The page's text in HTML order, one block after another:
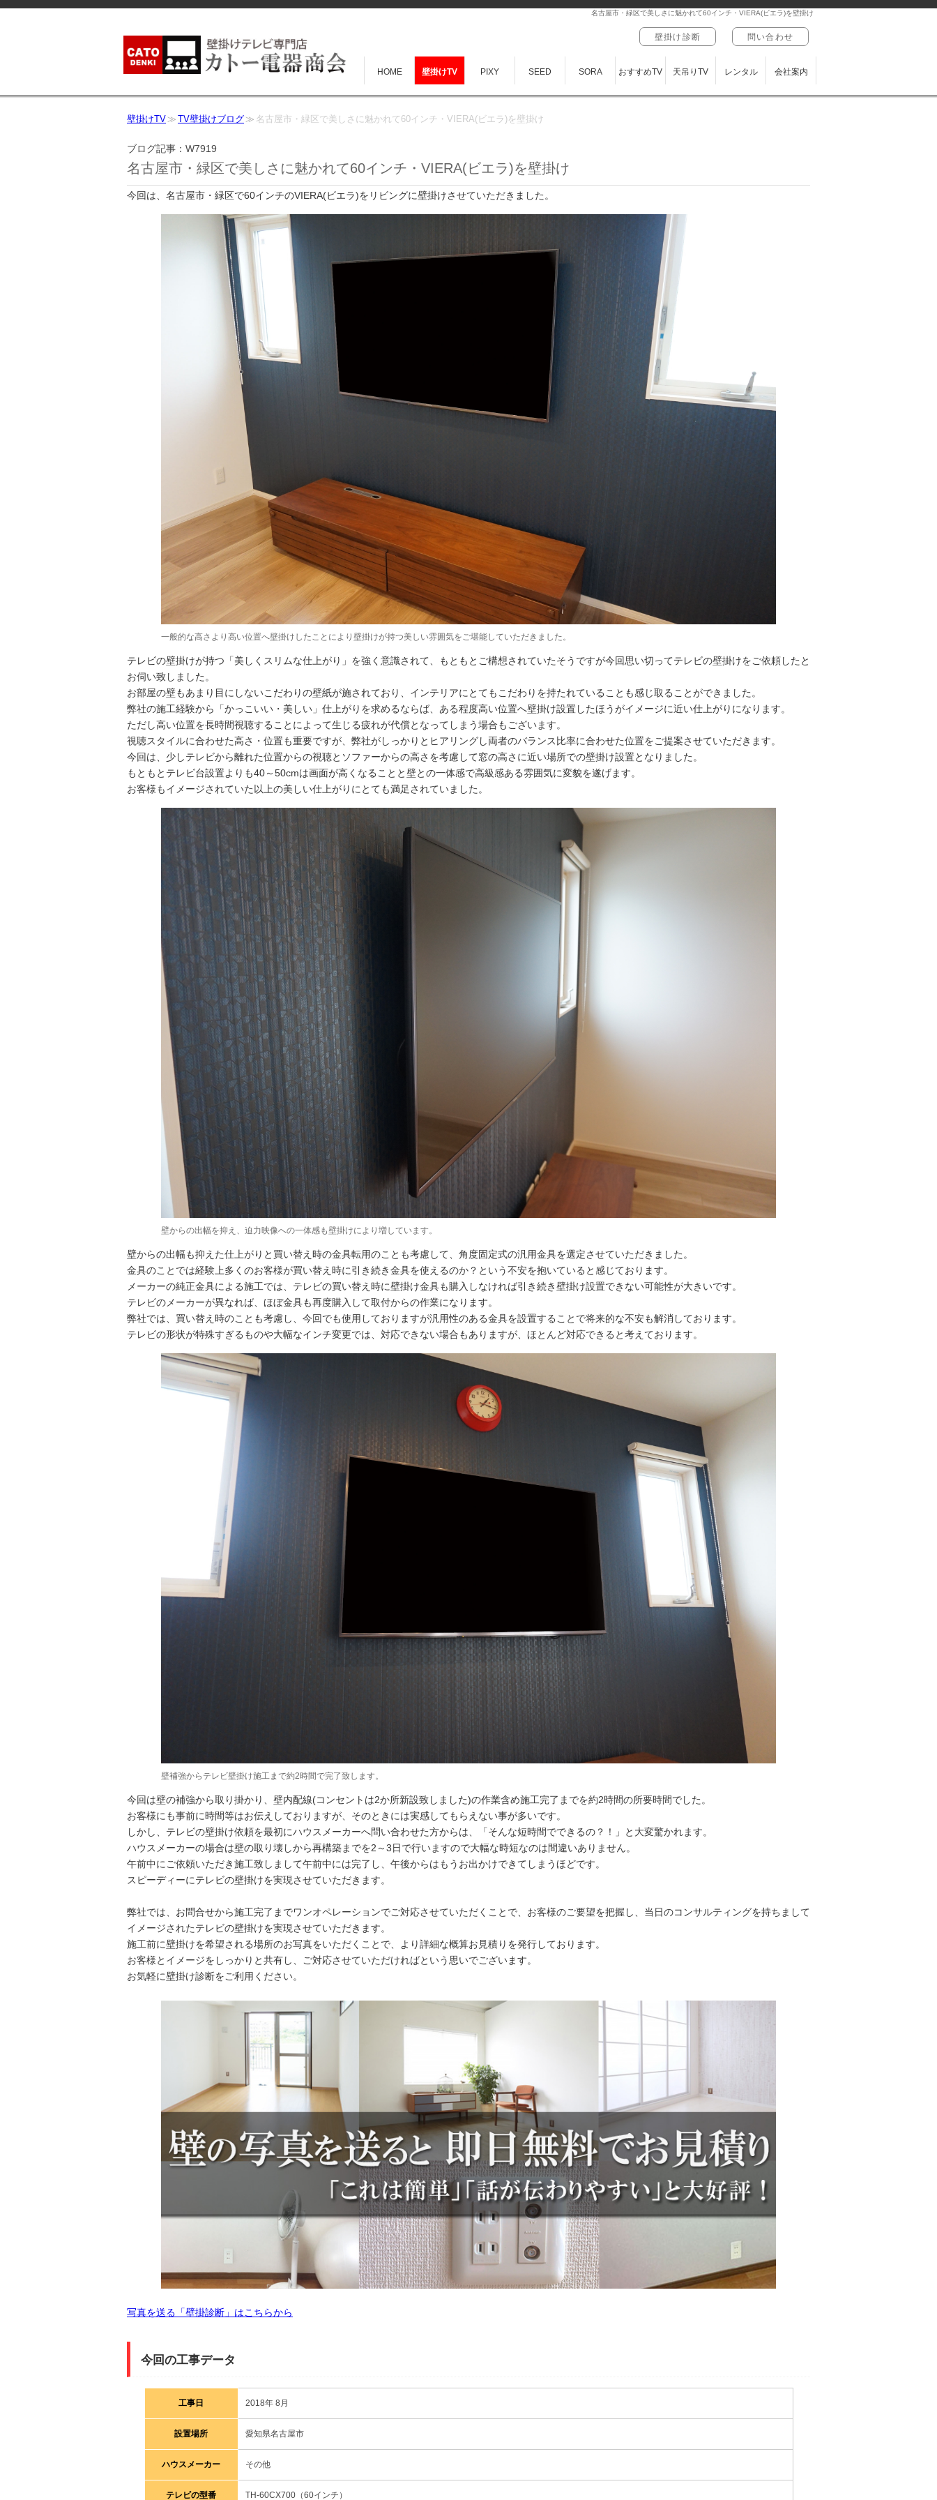
名古屋市・緑区で美しさに魅かれて60インチ・VIERA(ビエラ)を壁掛け
壁掛け診断 問い合わせ
HOME 壁掛けTV PIXY SEED SORA おすすめTV 天吊りTV レンタル 会社案内
壁掛けTV TV壁掛けブログ 名古屋市・緑区で美しさに魅かれて60インチ・VIERA(ビエラ)を壁掛け
ブログ記事：W7919
名古屋市・緑区で美しさに魅かれて60インチ・VIERA(ビエラ)を壁掛け
今回は、名古屋市・緑区で60インチのVIERA(ビエラ)をリビングに壁掛けさせていただきました。
一般的な高さより高い位置へ壁掛けしたことにより壁掛けが持つ美しい雰囲気をご堪能していただきました。
テレビの壁掛けが持つ「美しくスリムな仕上がり」を強く意識されて、もともとご構想されていたそうですが今回思い切ってテレビの壁掛けをご依頼したと
お伺い致しました。
お部屋の壁もあまり目にしないこだわりの壁紙が施されており、インテリアにとてもこだわりを持たれていることも感じ取ることができました。
弊社の施工経験から「かっこいい・美しい」仕上がりを求めるならば、ある程度高い位置へ壁掛け設置したほうがイメージに近い仕上がりになります。
ただし高い位置を長時間視聴することによって生じる疲れが代償となってしまう場合もございます。
視聴スタイルに合わせた高さ・位置も重要ですが、弊社がしっかりとヒアリングし両者のバランス比率に合わせた位置をご提案させていただきます。
今回は、少しテレビから離れた位置からの視聴とソファーからの高さを考慮して窓の高さに近い場所での壁掛け設置となりました。
もともとテレビ台設置よりも40～50cmは画面が高くなることと壁との一体感で高級感ある雰囲気に変貌を遂げます。
お客様もイメージされていた以上の美しい仕上がりにとても満足されていました。
壁からの出幅を抑え、迫力映像への一体感も壁掛けにより増しています。
壁からの出幅も抑えた仕上がりと買い替え時の金具転用のことも考慮して、角度固定式の汎用金具を選定させていただきました。
金具のことでは経験上多くのお客様が買い替え時に引き続き金具を使えるのか？という不安を抱いていると感じております。
メーカーの純正金具による施工では、テレビの買い替え時に壁掛け金具も購入しなければ引き続き壁掛け設置できない可能性が大きいです。
テレビのメーカーが異なれば、ほぼ金具も再度購入して取付からの作業になります。
弊社では、買い替え時のことも考慮し、今回でも使用しておりますが汎用性のある金具を設置することで将来的な不安も解消しております。
テレビの形状が特殊すぎるものや大幅なインチ変更では、対応できない場合もありますが、ほとんど対応できると考えております。
壁補強からテレビ壁掛け施工まで約2時間で完了致します。
今回は壁の補強から取り掛かり、壁内配線(コンセントは2か所新設致しました)の作業含め施工完了までを約2時間の所要時間でした。
お客様にも事前に時間等はお伝えしておりますが、そのときには実感してもらえない事が多いです。
しかし、テレビの壁掛け依頼を最初にハウスメーカーへ問い合わせた方からは、「そんな短時間でできるの？！」と大変驚かれます。
ハウスメーカーの場合は壁の取り壊しから再構築までを2～3日で行いますので大幅な時短なのは間違いありません。
午前中にご依頼いただき施工致しまして午前中には完了し、午後からはもうお出かけできてしまうほどです。
スピーディーにテレビの壁掛けを実現させていただきます。
弊社では、お問合せから施工完了までワンオペレーションでご対応させていただくことで、お客様のご要望を把握し、当日のコンサルティングを持ちまして
イメージされたテレビの壁掛けを実現させていただきます。
施工前に壁掛けを希望される場所のお写真をいただくことで、より詳細な概算お見積りを発行しております。
お客様とイメージをしっかりと共有し、ご対応させていただければという思いでございます。
お気軽に壁掛け診断をご利用ください。
写真を送る「壁掛診断」はこちらから
今回の工事データ
工事日 2018年 8月
設置場所 愛知県名古屋市
ハウスメーカー その他
テレビの型番 TH-60CX700（60インチ）